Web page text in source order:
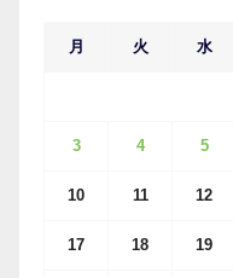
月 火 水
3 4 5
10 11 12
17 18 19